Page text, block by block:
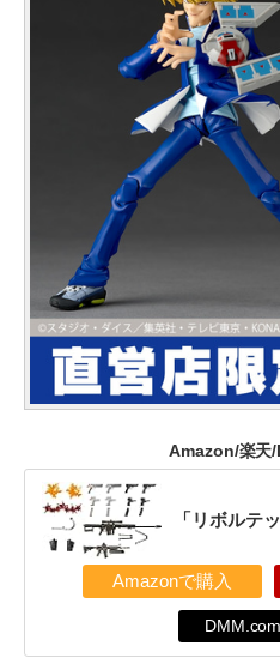
Amazon/楽天/
「リボルテ
Amazonで購入